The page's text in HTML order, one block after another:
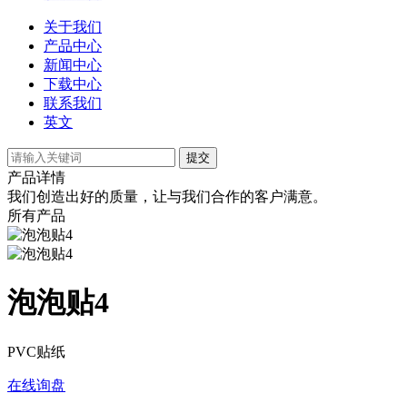
关于我们
产品中心
新闻中心
下载中心
联系我们
英文
提交
产品详情
我们创造出好的质量，让与我们合作的客户满意。
所有产品
泡泡贴4
PVC贴纸
在线询盘